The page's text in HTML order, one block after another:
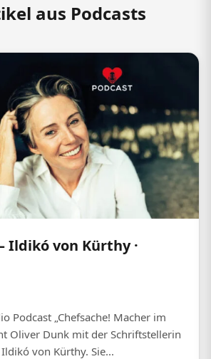
aus Podcasts
Ildikó von Kürthy ·
Podcast „Chefsache! Macher im
Oliver Dunk mit der Schriftstellerin
von Kürthy. Sie...